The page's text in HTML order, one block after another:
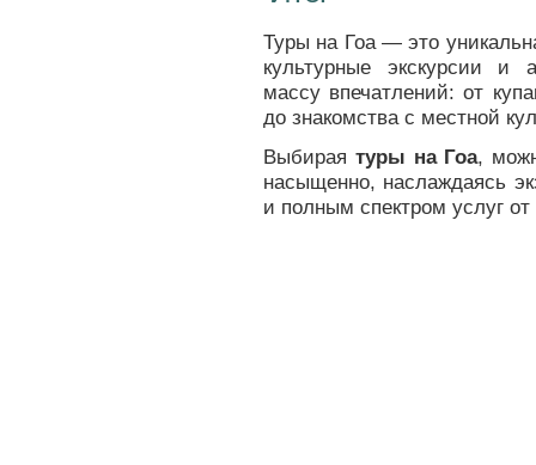
Туры на Гоа — это
культурные экскурсии и
массу впечатлений: от
до знакомства с местной
Выбирая туры на Гоа,
насыщенно, наслаждаясь
и полным спектром услуг